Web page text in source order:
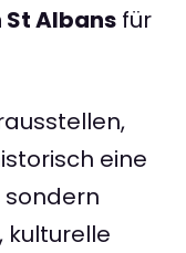
St Albans für
eine
kulturelle